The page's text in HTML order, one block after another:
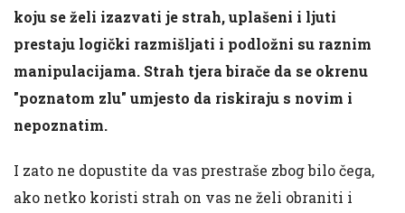
koju se želi izazvati je strah, uplašeni i ljuti
prestaju logički razmišljati i podložni su raznim
manipulacijama. Strah tjera birače da se okrenu
"poznatom zlu" umjesto da riskiraju s novim i
nepoznatim.
I zato ne dopustite da vas prestraše zbog bilo čega,
ako netko koristi strah on vas ne želi obraniti i